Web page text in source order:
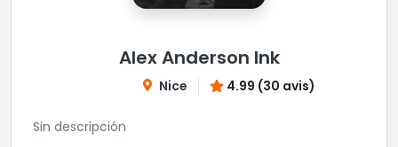
Alex Anderson Ink
Nice 4.99 (30 avis)
Sin descripción